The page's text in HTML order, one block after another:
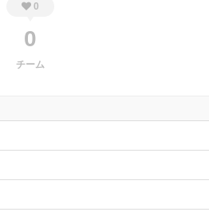
0
0
チーム